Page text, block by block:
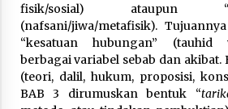
fisik/sosial) ataupun
(nafsani/jiwa/metafisik).
“kesatuan hubungan” (tauhid
berbagai variabel sebab dan akibat.
(teori, dalil, hukum, proposisi,
BAB 3 dirumuskan bentuk “